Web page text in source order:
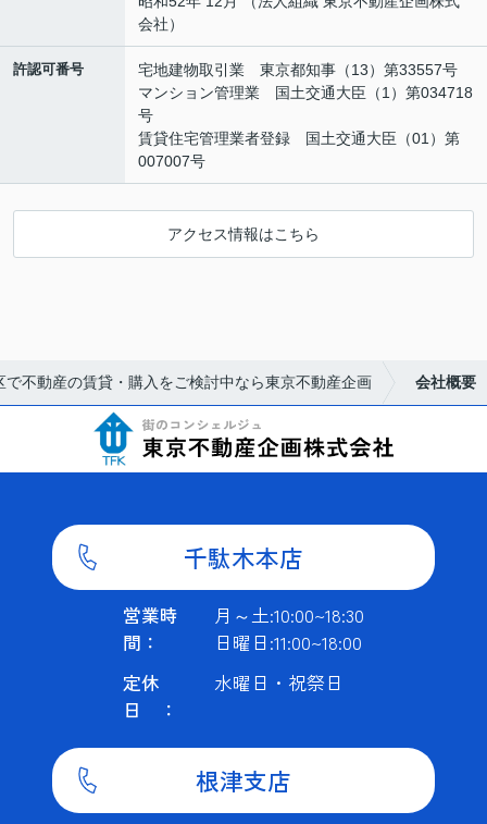
会社）
許認可番号
宅地建物取引業 東京都知事（13）第33557号
マンション管理業 国土交通大臣（1）第034718
号
賃貸住宅管理業者登録 国土交通大臣（01）第
007007号
アクセス情報はこちら
で不動産の賃貸・購入をご検討中なら東京不動産企画 会社概要
千駄木本店
営業時
間：
月～土:10:00~18:30
日曜日:11:00~18:00
定休
日 ：
水曜日・祝祭日
根津支店